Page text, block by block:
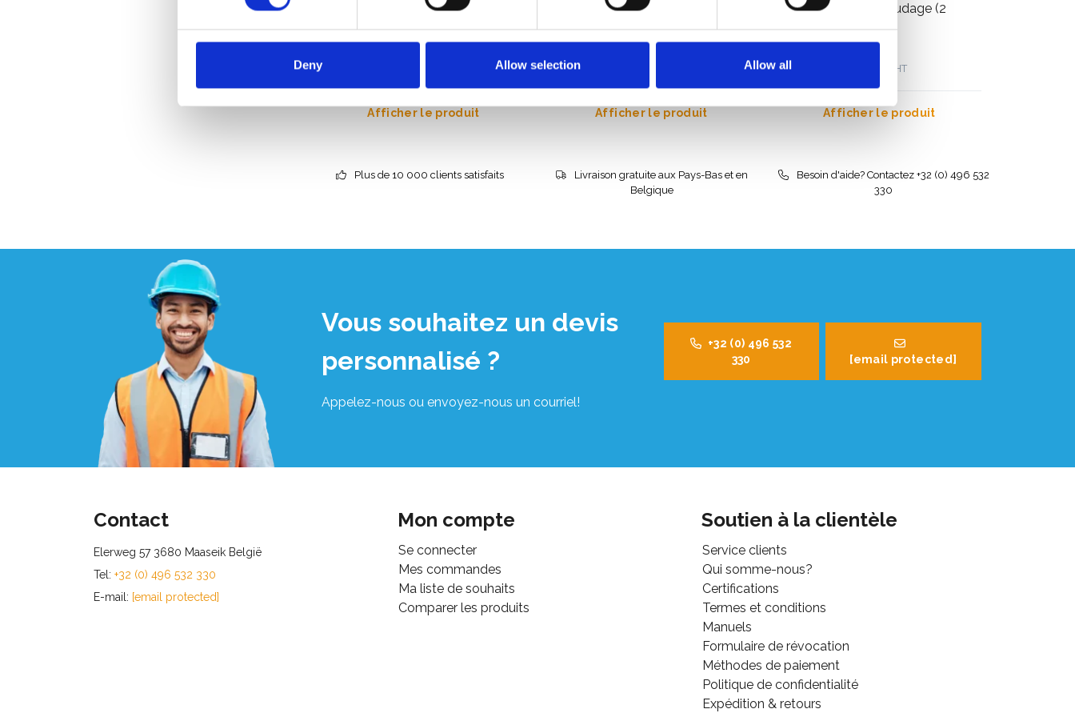
Deny Allow selection Allow all
Rack de stockage pour
échafaudage d'escalier
€1.569,00
Afficher le produit
Alumexx panier de stockage
d'échafaudage Basic
€549,00
Afficher le produit
Chariot pour échafaudage (2
pièces)
€196,00 HT
Afficher le produit
Plus de 10 000 clients satisfaits
Livraison gratuite aux Pays-Bas et en
Belgique
Besoin d'aide? Contactez +32 (0) 496 532
330
Vous souhaitez un devis
personnalisé ?
Appelez-nous ou envoyez-nous un courriel!
+32 (0) 496 532
330
[email protected]
Contact
Elerweg 57 3680 Maaseik België
Tel: +32 (0) 496 532 330
E-mail: [email protected]
Mon compte
Se connecter
Mes commandes
Ma liste de souhaits
Comparer les produits
Soutien à la clientèle
Service clients
Qui somme-nous?
Certifications
Termes et conditions
Manuels
Formulaire de révocation
Méthodes de paiement
Politique de confidentialité
Expédition & retours